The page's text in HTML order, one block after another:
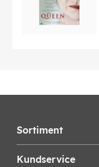
Sortiment
Kundservice